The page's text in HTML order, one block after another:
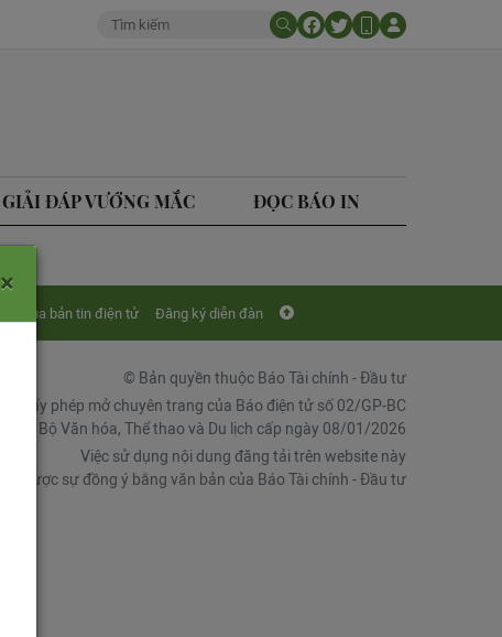
GIẢI ĐÁP VƯỚNG MẮC ĐỌC BÁO IN
Mua bản tin điện tử Đăng ký diễn đàn
© Bản quyền thuộc Báo Tài chính - Đầu tư
Giấy phép mở chuyên trang của Báo điện tử số 02/GP-BC
chí, Bộ Văn hóa, Thể thao và Du lịch cấp ngày 08/01/2026
Việc sử dụng nội dung đăng tải trên website này
phải được sự đồng ý bằng văn bản của Báo Tài chính - Đầu tư
×